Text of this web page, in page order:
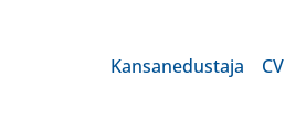
Kansanedustaja CV